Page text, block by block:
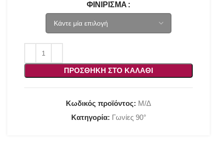
ΦΙΝΊΡΙΣΜΑ
ΠΡΟΣΘΉΚΗ ΣΤΟ ΚΑΛΆΘΙ
Κωδικός προϊόντος: Μ/Δ
Κατηγορία: Γωνίες 90°